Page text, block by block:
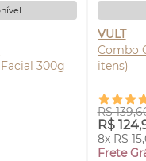
300g
VULT
Combo
itens)
R$
R$
8x R$
Frete